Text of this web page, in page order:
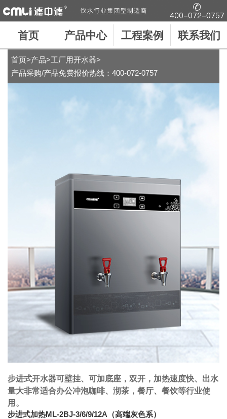
首页 产品中心 工程案例 联系我们
首页>产品>工厂用开水器>
产品采购/产品免费报价热线：400-072-0757
步进式开水器可壁挂、可加底座，双开，加热速度快、出水
量大非常适合办公冲泡咖啡、沏茶，餐厅、餐饮等行业使
用。
步进式加热ML-2BJ-3/6/9/12A（高端灰色系）